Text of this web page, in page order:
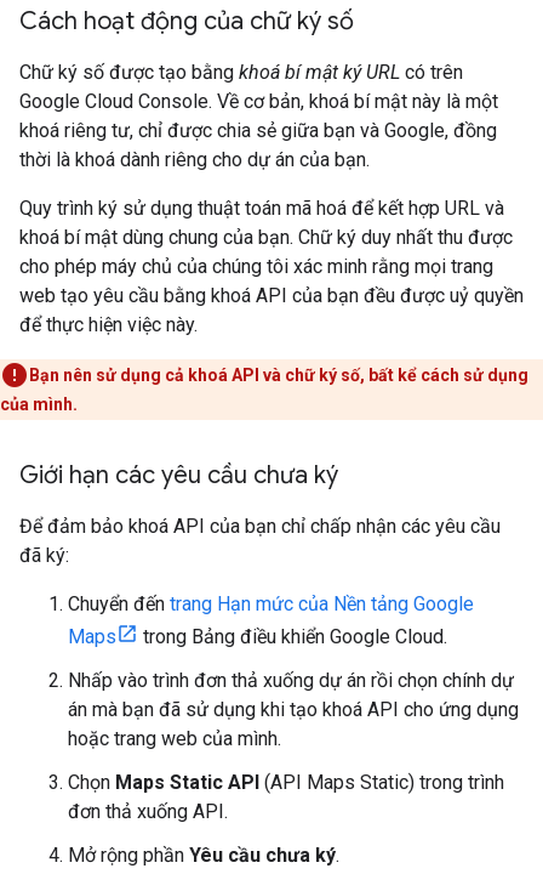
Cách hoạt động của chữ ký số
Chữ ký số được tạo bằng khoá bí mật ký URL có trên
Google Cloud Console. Về cơ bản, khoá bí mật này là một
khoá riêng tư, chỉ được chia sẻ giữa bạn và Google, đồng
thời là khoá dành riêng cho dự án của bạn.
Quy trình ký sử dụng thuật toán mã hoá để kết hợp URL và
khoá bí mật dùng chung của bạn. Chữ ký duy nhất thu được
cho phép máy chủ của chúng tôi xác minh rằng mọi trang
web tạo yêu cầu bằng khoá API của bạn đều được uỷ quyền
để thực hiện việc này.
Bạn nên sử dụng cả khoá API và chữ ký số, bất kể cách sử dụng
của mình.
Giới hạn các yêu cầu chưa ký
Để đảm bảo khoá API của bạn chỉ chấp nhận các yêu cầu
đã ký:
Chuyển đến trang Hạn mức của Nền tảng Google
Maps
trong Bảng điều khiển Google Cloud.
Nhấp vào trình đơn thả xuống dự án rồi chọn chính dự
án mà bạn đã sử dụng khi tạo khoá API cho ứng dụng
hoặc trang web của mình.
Chọn Maps Static API (API Maps Static) trong trình
đơn thả xuống API.
Mở rộng phần Yêu cầu chưa ký.